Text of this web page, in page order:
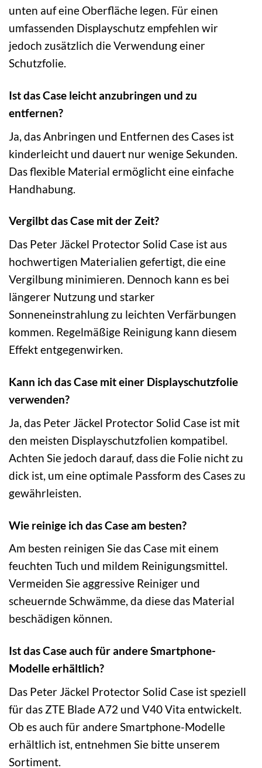
unten auf eine Oberfläche legen. Für einen
umfassenden Displayschutz empfehlen wir
jedoch zusätzlich die Verwendung einer
Schutzfolie.
Ist das Case leicht anzubringen und zu
entfernen?
Ja, das Anbringen und Entfernen des Cases ist
kinderleicht und dauert nur wenige Sekunden.
Das flexible Material ermöglicht eine einfache
Handhabung.
Vergilbt das Case mit der Zeit?
Das Peter Jäckel Protector Solid Case ist aus
hochwertigen Materialien gefertigt, die eine
Vergilbung minimieren. Dennoch kann es bei
längerer Nutzung und starker
Sonneneinstrahlung zu leichten Verfärbungen
kommen. Regelmäßige Reinigung kann diesem
Effekt entgegenwirken.
Kann ich das Case mit einer Displayschutzfolie
verwenden?
Ja, das Peter Jäckel Protector Solid Case ist mit
den meisten Displayschutzfolien kompatibel.
Achten Sie jedoch darauf, dass die Folie nicht zu
dick ist, um eine optimale Passform des Cases zu
gewährleisten.
Wie reinige ich das Case am besten?
Am besten reinigen Sie das Case mit einem
feuchten Tuch und mildem Reinigungsmittel.
Vermeiden Sie aggressive Reiniger und
scheuernde Schwämme, da diese das Material
beschädigen können.
Ist das Case auch für andere Smartphone-
Modelle erhältlich?
Das Peter Jäckel Protector Solid Case ist speziell
für das ZTE Blade A72 und V40 Vita entwickelt.
Ob es auch für andere Smartphone-Modelle
erhältlich ist, entnehmen Sie bitte unserem
Sortiment.